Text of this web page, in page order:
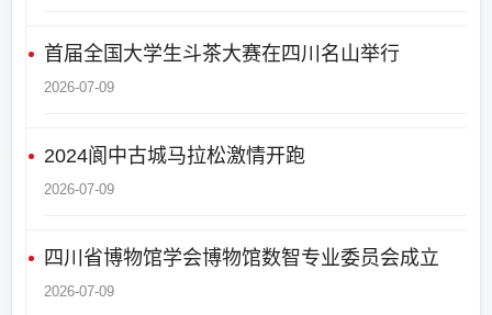
首届全国大学生斗茶大赛在四川名山举行
2026-07-09
2024阆中古城马拉松激情开跑
2026-07-09
四川省博物馆学会博物馆数智专业委员会成立
2026-07-09